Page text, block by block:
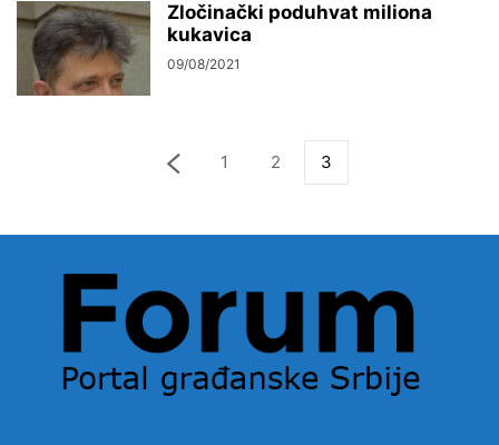
Zločinački poduhvat miliona
kukavica
09/08/2021
1 2 3